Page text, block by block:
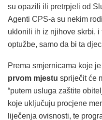
su opazili ili pretrpjeli od
Agenti CPS-a su nekim
uklonili ih iz njihove skrbi,
optužbe, samo da bi ta
Prema smjernicama koje
prvom mjestu spriječit će
“putem usluga zaštite
koje uključuju procjene
liječenja ovisnosti, te